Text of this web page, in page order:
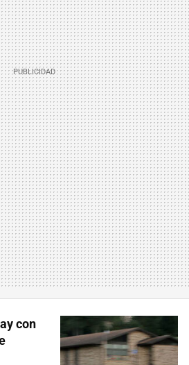
con